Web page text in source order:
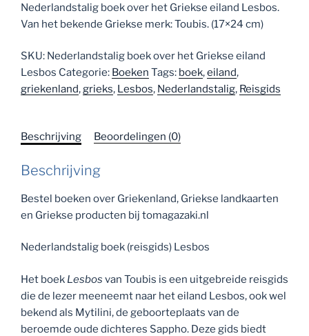
Lesbos
aantal
Nederlandstalig boek over het Griekse eiland Lesbos.
Van het bekende Griekse merk: Toubis. (17×24 cm)
SKU: Nederlandstalig boek over het Griekse eiland
Lesbos Categorie: Boeken Tags: boek,eiland,
griekenland,grieks, Lesbos, Nederlandstalig, Reisgids
Beschrijving Beoordelingen (0)
Beschrijving
Bestel boeken over Griekenland, Griekse landkaarten
en Griekse producten bij tomagazaki.nl
Nederlandstalig boek (reisgids) Lesbos
Het boek Lesbos van Toubis is een uitgebreide reisgids
die de lezer meeneemt naar het eiland Lesbos, ook wel
bekend als Mytilini, de geboorteplaats van de
beroemde oude dichteres Sappho. Deze gids biedt